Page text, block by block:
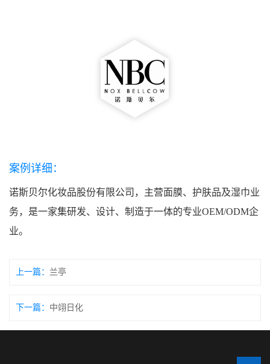
案例详细：
诺斯贝尔化妆品股份有限公司，主营面膜、护肤品及湿巾业
务，是一家集研发、设计、制造于一体的专业OEM/ODM企
业。
上一篇： 兰亭
下一篇： 中翊日化